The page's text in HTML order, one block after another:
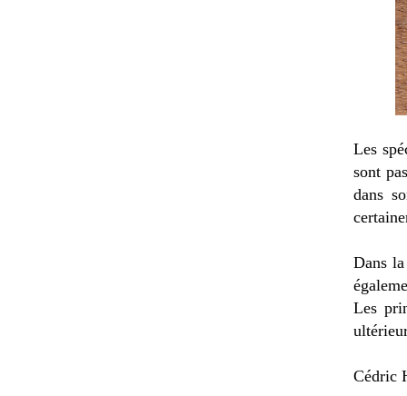
Les
sont
dans
Dans
Les
Cédric